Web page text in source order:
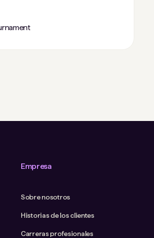
Empresa
Sobre nosotros
Historias de los clientes
Carreras profesionales